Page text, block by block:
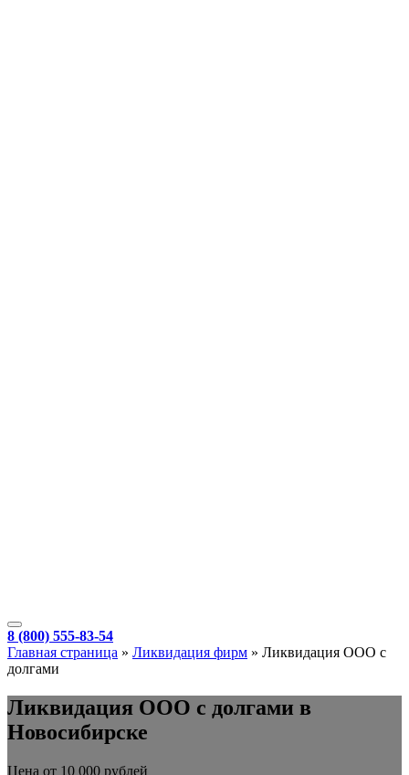
8 (800) 555-83-54
Главная страница » Ликвидация фирм » Ликвидация ООО с
долгами
Ликвидация ООО с долгами в
Новосибирске
Цена от 10 000 рублей